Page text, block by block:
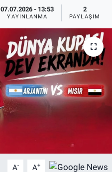
07.07.2026 - 13:53
YAYINLANMA
2
PAYLAŞIM
A- A+